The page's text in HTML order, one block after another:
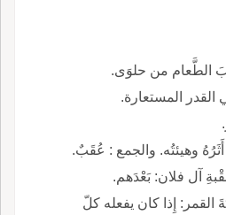
الطَّعام من حلوَى.
القدر المستعارة.
وهيئتُه. والجمع : عُقَبٌ.
آل فلان: بَعْدَهم.
القمر: إِذا كان يفعله كلّ